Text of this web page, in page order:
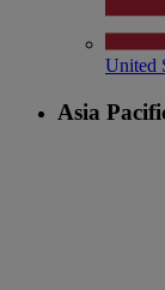
United
Asia